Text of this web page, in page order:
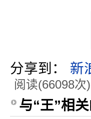
分享到： 新
阅读(66098次)
与“王”相